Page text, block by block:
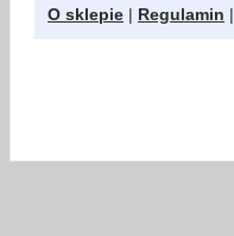
O sklepie | Regulamin |